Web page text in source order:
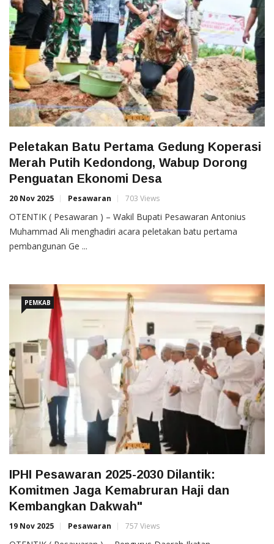
Peletakan Batu Pertama Gedung Koperasi
Merah Putih Kedondong, Wabup Dorong
Penguatan Ekonomi Desa
20 Nov 2025 Pesawaran 703 Views
OTENTIK ( Pesawaran ) – Wakil Bupati Pesawaran Antonius
Muhammad Ali menghadiri acara peletakan batu pertama
pembangunan Ge ...
PEMKAB
IPHI Pesawaran 2025-2030 Dilantik:
Komitmen Jaga Kemabruran Haji dan
Kembangkan Dakwah"
19 Nov 2025 Pesawaran 757 Views